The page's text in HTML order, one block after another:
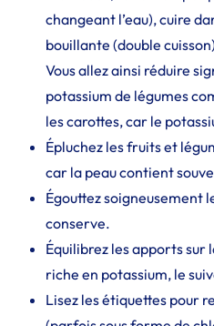
changeant l’eau), cuire
bouillante (double
Vous allez ainsi réduire
potassium de légumes
les carottes, car le
Épluchez les fruits et
car la peau contient
Égouttez soigneusement
conserve.
Équilibrez les apports sur
riche en potassium, le
Lisez les étiquettes pour